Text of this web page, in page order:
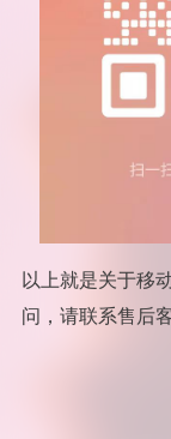
以上就是关于移
问，请联系售后